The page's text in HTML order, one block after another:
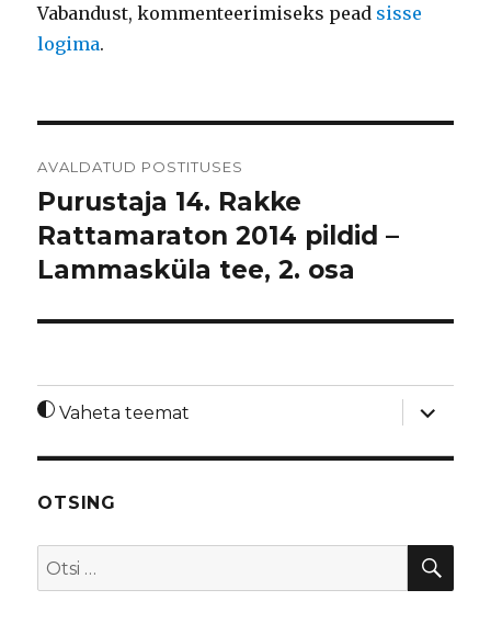
Vabandust, kommenteerimiseks pead sisse
logima.
AVALDATUD POSTITUSES
Purustaja 14. Rakke
Rattamaraton 2014 pildid –
Lammasküla tee, 2. osa
Vaheta teemat
laienda
OTSING
Otsi: